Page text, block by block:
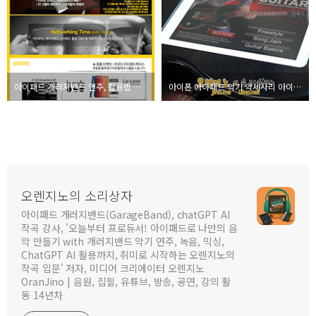
아이패드 개러지밴드 연주, 활용법 무료 세미나 들으러 오세요 아이폰 아이패드 악기 악세사리 아이온 올스타 기타
오렌지노의 소리상자
아이패드 개러지밴드(GarageBand), chatGPT AI
작곡 강사, '오늘부터 프로듀서! 아이패드로 나만의 음
악 만들기 with 개러지밴드 악기 연주, 녹음, 믹싱,
ChatGPT AI 활용까지, 취미로 시작하는 오렌지노의
작곡 입문' 저자, 미디어 크리에이터 오렌지노
OranJino | 음원, 집필, 유튜브, 방송, 공연, 강의 활
동 14년차